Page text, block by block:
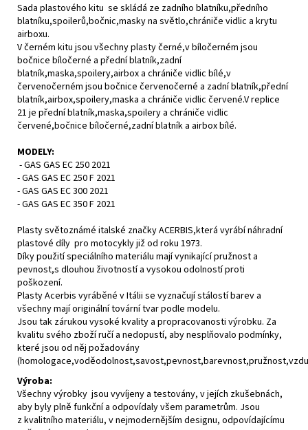
Sada plastového kitu se skládá ze zadního blatníku,předního
blatníku,spoilerů,bočnic,masky na světlo,chrániče vidlic a krytu
airboxu.
V černém kitu jsou všechny plasty černé,v bíločerném jsou
bočnice bíločerné a přední blatník,zadní
blatník,maska,spoilery,airbox a chrániče vidlic bílé,v
červenočerném jsou bočnice červenočerné a zadní blatník,přední
blatník,airbox,spoilery,maska a chrániče vidlic červené.V replice
21 je přední blatník,maska,spoilery a chrániče vidlic
červené,bočnice bíločerné,zadní blatník a airbox bílé.
MODELY:
- GAS GAS EC 250 2021
- GAS GAS EC 250 F 2021
- GAS GAS EC 300 2021
- GAS GAS EC 350 F 2021
Plasty světoznámé italské značky ACERBIS,která vyrábí náhradní
plastové díly pro motocykly již od roku 1973.
Díky použití speciálního materiálu mají vynikající pružnost a
pevnost,s dlouhou životností a vysokou odolností proti
poškození.
Plasty Acerbis vyráběné v Itálii se vyznačují stálostí barev a
všechny mají originální tovární tvar podle modelu.
Jsou tak zárukou vysoké kvality a propracovanosti výrobku. Za
kvalitu svého zboží ručí a nedopustí, aby nesplňovalo podmínky,
které jsou od něj požadovány
Výroba:
Všechny výrobky jsou vyvíjeny a testovány, v jejích zkušebnách,
aby byly plně funkční a odpovídaly všem parametrům. Jsou
z kvalitního materiálu, v nejmodernějším designu, odpovídajícímu